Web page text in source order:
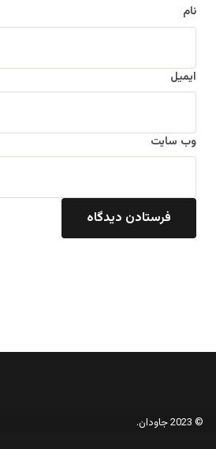
نام
ایمیل
وب‌ سایت
© 2023 جاودان.